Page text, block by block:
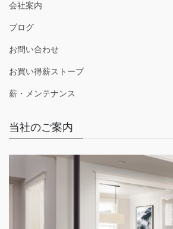
会社案内
ブログ
お問い合わせ
お買い得薪ストーブ
薪・メンテナンス
当社のご案内